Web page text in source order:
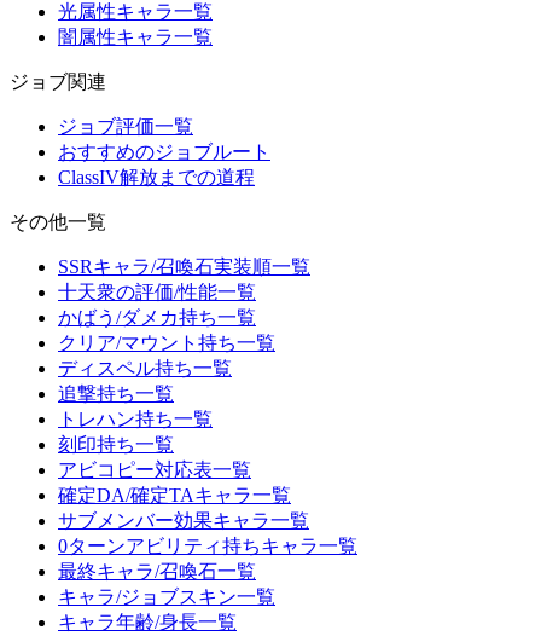
光属性キャラ一覧
闇属性キャラ一覧
ジョブ関連
ジョブ評価一覧
おすすめのジョブルート
ClassIV解放までの道程
その他一覧
SSRキャラ/召喚石実装順一覧
十天衆の評価/性能一覧
かばう/ダメカ持ち一覧
クリア/マウント持ち一覧
ディスペル持ち一覧
追撃持ち一覧
トレハン持ち一覧
刻印持ち一覧
アビコピー対応表一覧
確定DA/確定TAキャラ一覧
サブメンバー効果キャラ一覧
0ターンアビリティ持ちキャラ一覧
最終キャラ/召喚石一覧
キャラ/ジョブスキン一覧
キャラ年齢/身長一覧